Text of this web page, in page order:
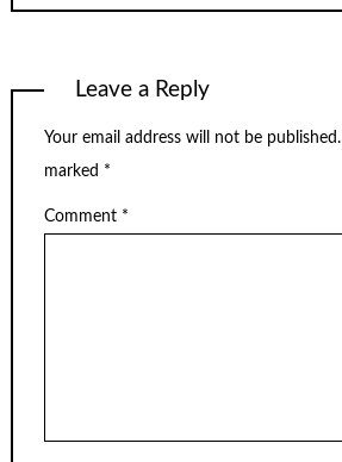
Leave a Reply
Your email address will not be published.
marked *
Comment *